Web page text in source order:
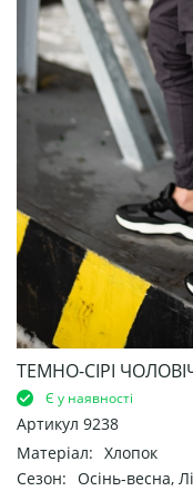
ТЕМНО-СІРІ
Є у наявності
Артикул 9238
Матеріал: Хлопок
Сезон: Осінь-весна,